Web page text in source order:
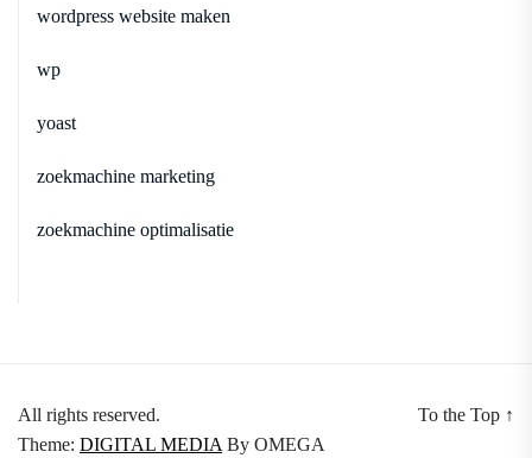
wordpress website maken
wp
yoast
zoekmachine marketing
zoekmachine optimalisatie
All rights reserved.
Theme: DIGITAL MEDIA By OMEGA
To the Top ↑